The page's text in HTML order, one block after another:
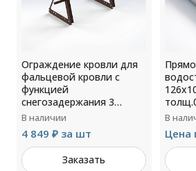
Ограждение кровли для
фальцевой кровли с
функцией
снегозадержания 3
опоры H=1200мм
L=3000мм RAL 8017
В наличии
4 849 ₽ за шт
Заказать
В
Цена